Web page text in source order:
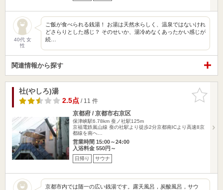
40代 女
性
ご飯が食べられる銭湯！ お湯は天然水らしく、温泉ではないけれ
どさらりとした感じ？ そのせいか、湯冷めなくあったかい感じが
続…
関連情報から探す
お気に入
りに追加
社(やしろ)湯
2.5点/ 11 件
京都府 / 京都市右京区
保津峡駅6.78km 蚕ノ社駅125m
京福電鉄嵐山線 蚕の社駅より徒歩2分京都南ICより高速8京
都線を南へ…
営業時間 15:00～24:00
入浴料金 550円～
日帰り サウナ
京都市内では随一の広い銭湯です。露天風呂，炭酸風呂，サウ